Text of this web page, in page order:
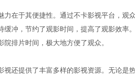
力在于其便捷性。通过不卡影视平台，观
缓冲，节约了观影时间，提高了观影效率
院排片时间，极大地方便了观众。
视还提供了丰富多样的影视资源。无论是